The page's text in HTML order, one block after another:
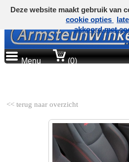
Menu (0)
<< terug naar overzicht
Deze website maakt gebruik van
cookie opties
akkoord met